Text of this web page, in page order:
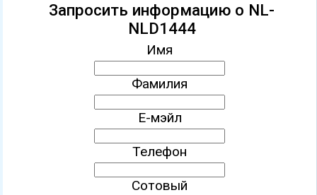
Запросить информацию о NL-
NLD1444
Имя
Фамилия
Е-мэйл
Телефон
Сотовый